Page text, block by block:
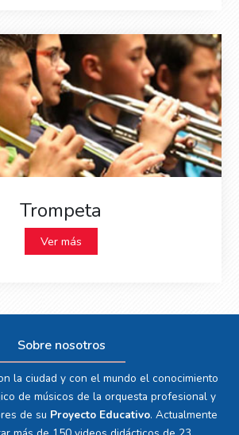
Trompeta
Ver más
Sobre nosotros
la ciudad y con el mundo el conocimiento
de músicos de la orquesta profesional y
de su Proyecto Educativo. Actualmente